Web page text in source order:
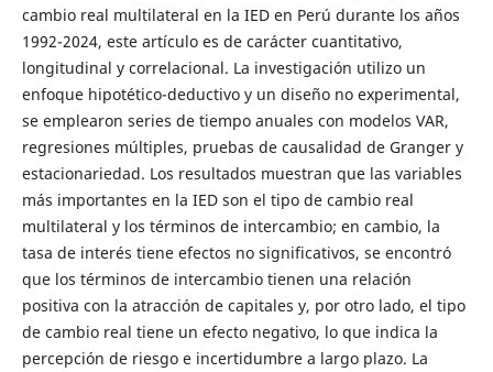
cambio real multilateral en la IED en Perú durante los años
1992-2024, este artículo es de carácter cuantitativo,
longitudinal y correlacional. La investigación utilizo un
enfoque hipotético-deductivo y un diseño no experimental,
se emplearon series de tiempo anuales con modelos VAR,
regresiones múltiples, pruebas de causalidad de Granger y
estacionariedad. Los resultados muestran que las variables
más importantes en la IED son el tipo de cambio real
multilateral y los términos de intercambio; en cambio, la
tasa de interés tiene efectos no significativos, se encontró
que los términos de intercambio tienen una relación
positiva con la atracción de capitales y, por otro lado, el tipo
de cambio real tiene un efecto negativo, lo que indica la
percepción de riesgo e incertidumbre a largo plazo. La